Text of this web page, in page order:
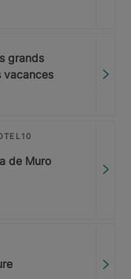
grands
vacances
de Muro